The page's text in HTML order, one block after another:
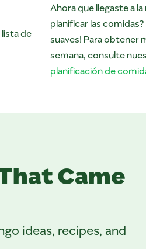
de
Ahora que llegaste a
planificar las
suaves! Para obtener
semana, consulte
planificación de
Came
ideas, recipes, and